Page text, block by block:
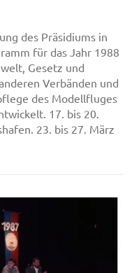
des Präsidiums in
für das Jahr 1988
Gesetz und
Verbänden und
des Modellfluges
17. bis 20.
23. bis 27. März